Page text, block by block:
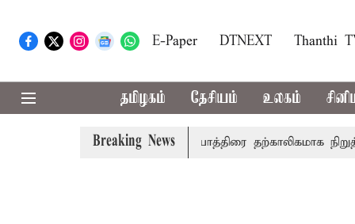
E-Paper DTNEXT Thanthi
தமிழகம் தேசியம் உலகம்
Breaking News
அமர்நாத் யாத்திரை தற்காலிகமாக நிறுத்தம்